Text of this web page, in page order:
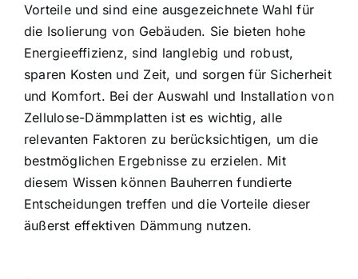
Vorteile und sind eine ausgezeichnete Wahl für
die Isolierung von Gebäuden. Sie bieten hohe
Energieeffizienz, sind langlebig und robust,
sparen Kosten und Zeit, und sorgen für Sicherheit
und Komfort. Bei der Auswahl und Installation von
Zellulose-Dämmplatten ist es wichtig, alle
relevanten Faktoren zu berücksichtigen, um die
bestmöglichen Ergebnisse zu erzielen. Mit
diesem Wissen können Bauherren fundierte
Entscheidungen treffen und die Vorteile dieser
äußerst effektiven Dämmung nutzen.